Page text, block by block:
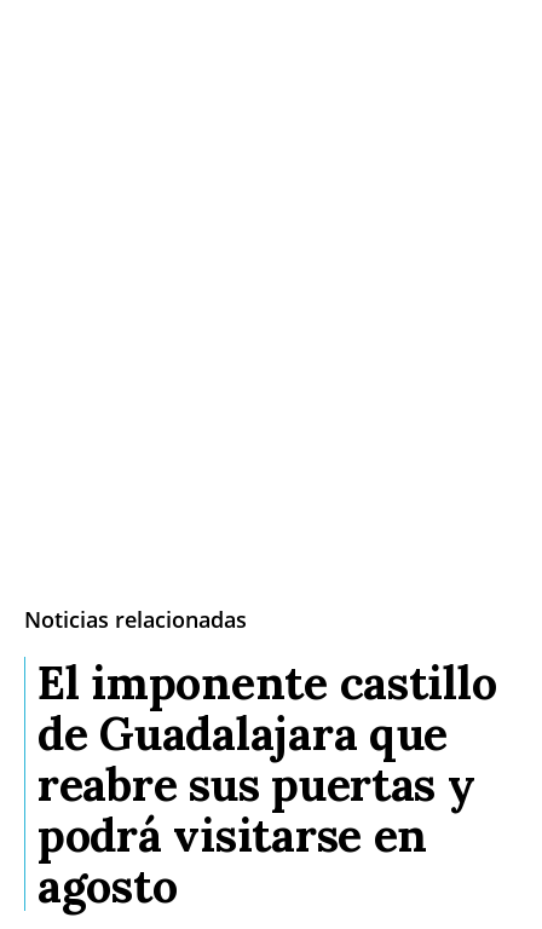
Noticias relacionadas
El imponente castillo
de Guadalajara que
reabre sus puertas y
podrá visitarse en
agosto